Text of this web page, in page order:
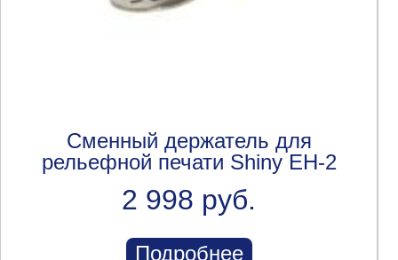
Сменный держатель для
рельефной печати Shiny EH-2
2 998 руб.
Подробнее